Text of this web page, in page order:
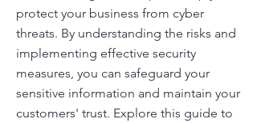
protect your business from cyber
threats. By understanding the risks and
implementing effective security
measures, you can safeguard your
sensitive information and maintain your
customers' trust. Explore this guide to